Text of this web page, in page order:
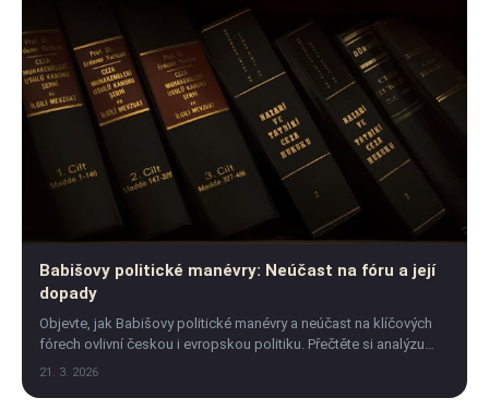
Babišovy politické manévry: Neúčast na fóru a její
dopady
Objevte, jak Babišovy politické manévry a neúčast na klíčových
fórech ovlivní českou i evropskou politiku. Přečtěte si analýzu
dopadů a reakcí.
21. 3. 2026